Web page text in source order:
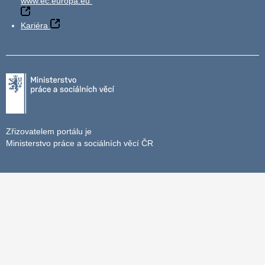
Kariéra
Zřizovatelem portálu je
Ministerstvo práce a sociálních věcí ČR